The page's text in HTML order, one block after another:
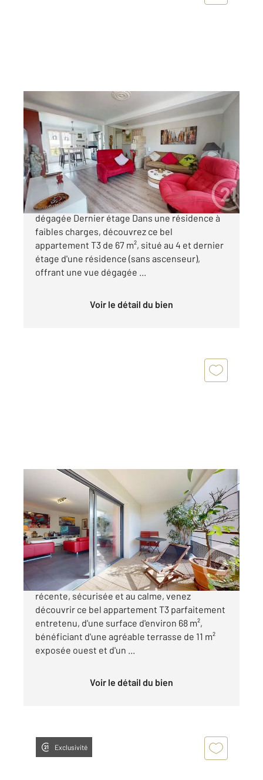
ANGLET 64
67,50 m2, 3 pièces
Ref : 5347
Appartement T3 à vendre
298 000 €
ANGLET Appartement T3 de 67 m² avec vue
dégagée Dernier étage Dans une résidence à
faibles charges, découvrez ce bel
appartement T3 de 67 m², situé au 4 et dernier
étage d'une résidence (sans ascenseur),
offrant une vue dégagée ...
Voir le détail du bien
ANGLET 64
67,76 m , 3 pièces
Ref : 5203
Appartement T3 à vendre
372 000 €
ANGLET CANTAU Au sein d'une résidence
récente, sécurisée et au calme, venez
découvrir ce bel appartement T3 parfaitement
entretenu, d'une surface d'environ 68 m²,
bénéficiant d'une agréable terrasse de 11 m²
exposée ouest et d'un ...
Voir le détail du bien
Exclusivité